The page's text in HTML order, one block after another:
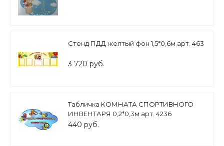
Стенд ПДД желтый фон 1,5*0,6м арт. 463
3 720 руб.
Табличка КОМНАТА СПОРТИВНОГО
ИНВЕНТАРЯ 0,2*0,3м арт. 4236
440 руб.